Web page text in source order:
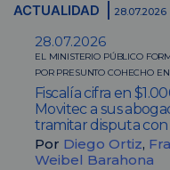
ACTUALIDAD 28.07.2026
28.07.2026
EL MINISTERIO PÚBLICO
POR PRESUNTO COHECHO
Fiscalía cifra en
Movitec a sus
tramitar disputa
Por Diego Ortiz,
Weibel Barahona